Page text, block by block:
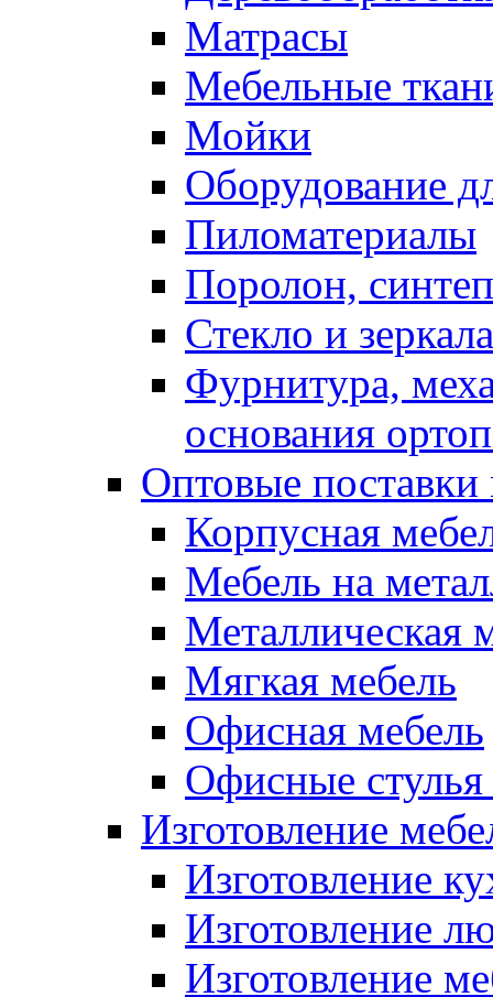
Матрасы
Мебельные
Мойки
Оборудование
Пиломатериалы
Поролон,
Стекло и зеркала
Фурнитура,
основания
Оптовые поставки
Корпусная
Мебель на
Металлическая
Мягкая мебель
Офисная мебель
Офисные стулья
Изготовление
Изготовление
Изготовление
Изготовление